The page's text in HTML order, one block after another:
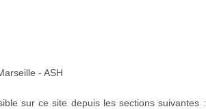
- ASH
sur ce site depuis les sections suivantes :